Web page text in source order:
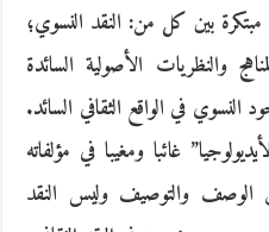
بين كل من: النقد النسوي؛
والنظريات الأصولية السائدة
النسوي في الواقع الثقافي السائد.
غائبا ومغيبا في مؤلفاته
الوصف والتوصيف وليس النقد